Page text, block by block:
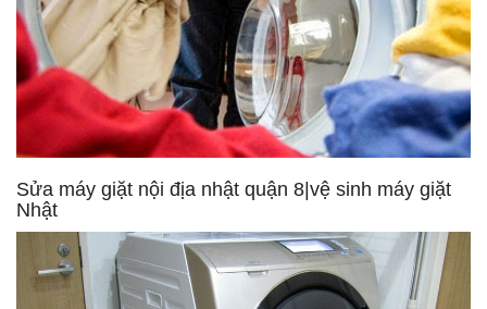
Sửa máy giặt nội địa nhật quận 8|vệ sinh máy giặt
Nhật